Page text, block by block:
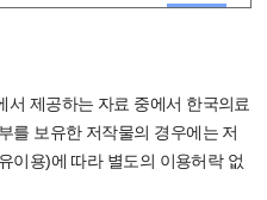
제공하는 자료 중에서 한국의료
를 보유한 저작물의 경우에는 저
이용)에 따라 별도의 이용허락 없